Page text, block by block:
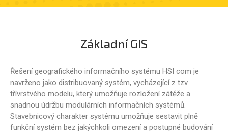
Základní GIS
Řešení geografického informačního systému HSI com je
navrženo jako distribuovaný systém, vycházející z tzv.
třívrstvého modelu, který umožňuje rozložení zátěže a
snadnou údržbu modulárních informačních systémů.
Stavebnicový charakter systému umožňuje sestavit plně
funkční systém bez jakýchkoli omezení a postupné budování